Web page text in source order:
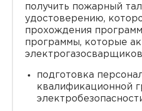
получить пожарный
удостоверению,
прохождения
программы, которые
подготовка
квалификационной